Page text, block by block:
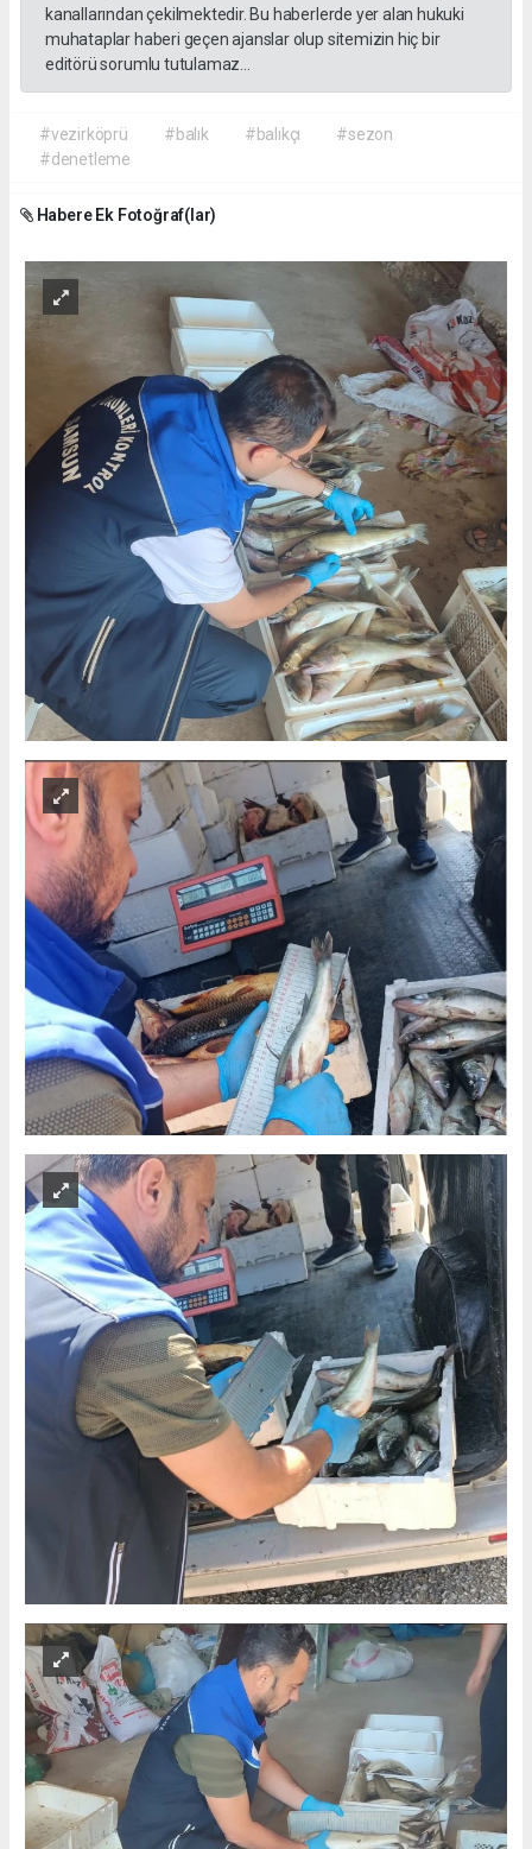
kanallarından çekilmektedir. Bu haberlerde yer alan hukuki
muhataplar haberi geçen ajanslar olup sitemizin hiç bir
editörü sorumlu tutulamaz...
#vezirköprü #balık #balıkçı
#sezon
#denetleme
Habere Ek Fotoğraf(lar)